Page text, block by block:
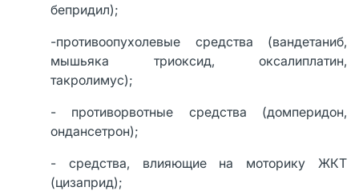
бепридил);
-противоопухолевые средства (вандетаниб,
мышьяка триоксид, оксалиплатин,
такролимус);
- противорвотные средства (домперидон,
ондансетрон);
- средства, влияющие на моторику ЖКТ
(цизаприд);